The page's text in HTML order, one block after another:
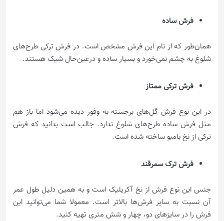
فرش ساده
همان‌طور که از نام این فرش مشخص است. در فرش ترکی طرح‌های
شلوغ به چشم نمی‌خورد و بسیار ساده و درعین‌حال شیک هستند.
فرش ترکی ممتاز
در این نوع فرش گل‌های برجسته به وفور دیده می‌شود اما باز هم
مثل فرش ساده طرح‌های شلوغ ندارد. جالب است بدانید که فرش
ترکی از نخ بامبو ساخته شده است.
فرش ترک سمرقند
جنس این نوع فرش از نخ آکریلیک است و به همین دلیل طول عمر
آن نسبت به سایر فرش‌ها بالاتر است. معمولا شما می‌توانید این
فرش را در سایزهای دو، چهار و شش متری تهیه کنید.